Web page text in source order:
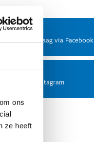
ons
ze heeft
Stel ons een vraag via Facebook
Volg ons op Instagram